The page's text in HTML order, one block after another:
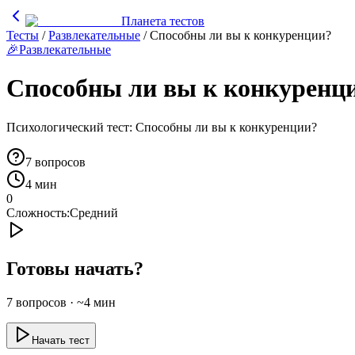
Планета тестов
Тесты /Развлекательные /Способны ли вы к конкуренции?
🎉Развлекательные
Способны ли вы к
Психологический тест: Способны ли вы к конкуренции?
7 вопросов
4 мин
0
Сложность:Средний
Готовы начать?
7 вопросов · ~4 мин
Начать тест